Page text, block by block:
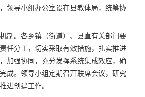
领导小组办公室设在县教体局，统筹协
机制。各乡镇（街道）、县直有关部门要
任分工，切实采取有效措施，扎实推进
加强协同，充分发挥系统集成效应，确
成。领导小组定期召开联席会议，研究
进创建工作。